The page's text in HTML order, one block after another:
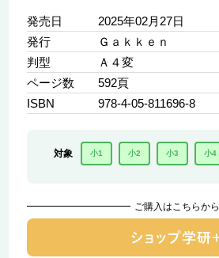
発売日
2025年02月27日
発行
Ｇａｋｋｅｎ
判型
Ａ４変
ページ数
592頁
ISBN
978-4-05-811696-8
対象 小1 小2 小3 小4
ご購入はこちらから